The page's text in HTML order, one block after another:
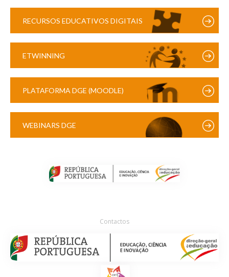
RECURSOS EDUCATIVOS DIGITAIS
ETWINNING
PLATAFORMA DGE (MOODLE)
WEBINARS DGE
Contactos